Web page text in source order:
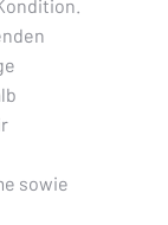
sowie